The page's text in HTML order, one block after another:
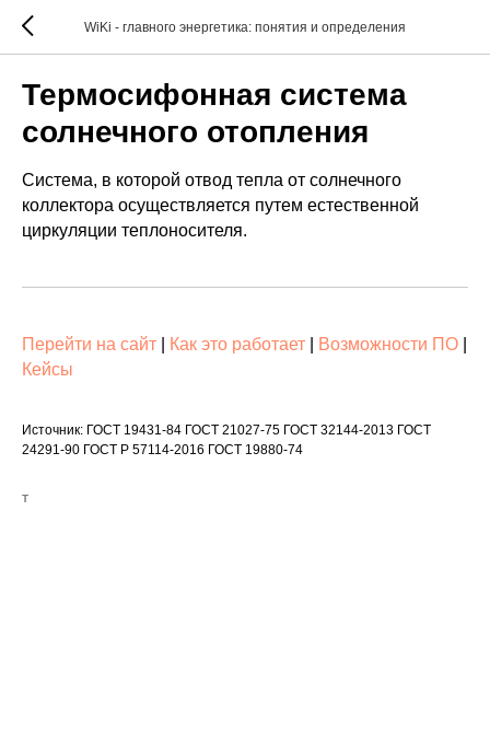
WiKi - главного энергетика: понятия и определения
Термосифонная система
солнечного отопления
Система, в которой отвод тепла от солнечного
коллектора осуществляется путем естественной
циркуляции теплоносителя.
Перейти на сайт Как это работает Возможности ПО
Кейсы
Источник: ГОСТ 19431-84 ГОСТ 21027-75 ГОСТ 32144-2013 ГОСТ
24291-90 ГОСТ Р 57114-2016 ГОСТ 19880-74
Т